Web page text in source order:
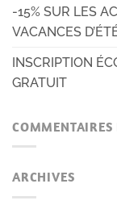
-15% SUR LES
VACANCES
INSCRIPTION
GRATUIT
COMMENTAIRES
ARCHIVES